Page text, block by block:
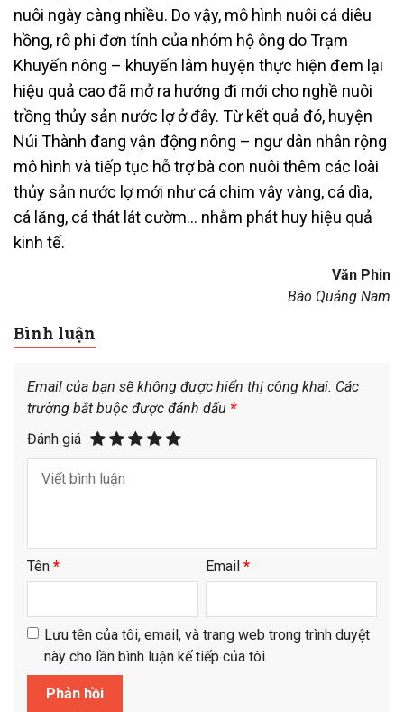
nuôi ngày càng nhiều. Do vậy, mô hình nuôi cá diêu
hồng, rô phi đơn tính của nhóm hộ ông do Trạm
Khuyến nông – khuyến lâm huyện thực hiện đem lại
hiệu quả cao đã mở ra hướng đi mới cho nghề nuôi
trồng thủy sản nước lợ ở đây. Từ kết quả đó, huyện
Núi Thành đang vận động nông – ngư dân nhân rộng
mô hình và tiếp tục hỗ trợ bà con nuôi thêm các loài
thủy sản nước lợ mới như cá chim vây vàng, cá dìa,
cá lăng, cá thát lát cườm… nhằm phát huy hiệu quả
kinh tế.
Văn Phin
Báo Quảng Nam
Bình luận
Email của bạn sẽ không được hiển thị công khai. Các
trường bắt buộc được đánh dấu *
Đánh giá
Tên * Email *
Lưu tên của tôi, email, và trang web trong trình duyệt
này cho lần bình luận kế tiếp của tôi.